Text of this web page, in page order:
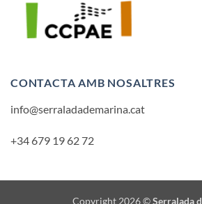
CONTACTA AMB NOSALTRES
info@serraladademarina.cat
+34 679 19 62 72
Copyright 2026 ©Serralada